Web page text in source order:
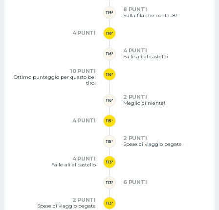
119' 8 PUNTI
Sulla fila che conta...8!
118'
4 PUNTI
116' 4 PUNTI
Fa le ali al castello
116'
10 PUNTI
Ottimo punteggio per questo bel
tiro!
116' 2 PUNTI
Meglio di niente!
115'
4 PUNTI
115' 2 PUNTI
Spese di viaggio pagate
113'
4 PUNTI
Fa le ali al castello
113' 6 PUNTI
113'
2 PUNTI
Spese di viaggio pagate